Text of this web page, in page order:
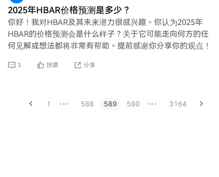
2025年HBAR价格预测是多少？
你好！我对HBAR及其未来潜力很感兴趣。你认为2025年
HBAR的价格预测会是什么样子？关于它可能走向何方的任
何见解或想法都将非常有帮助。提前感谢你分享你的观点！
3 按讚 分享
1 ••• 588 589 590 ••• 3164